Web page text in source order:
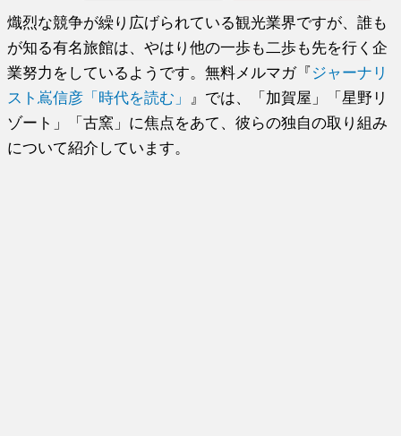
熾烈な競争が繰り広げられている観光業界ですが、誰も
が知る有名旅館は、やはり他の一歩も二歩も先を行く企
業努力をしているようです。無料メルマガ『 ジャーナリ
スト嶌信彦「時代を読む」
』では、「加賀屋」「星野リ
ゾート」「古窯」に焦点をあて、彼らの独自の取り組み
について紹介しています。